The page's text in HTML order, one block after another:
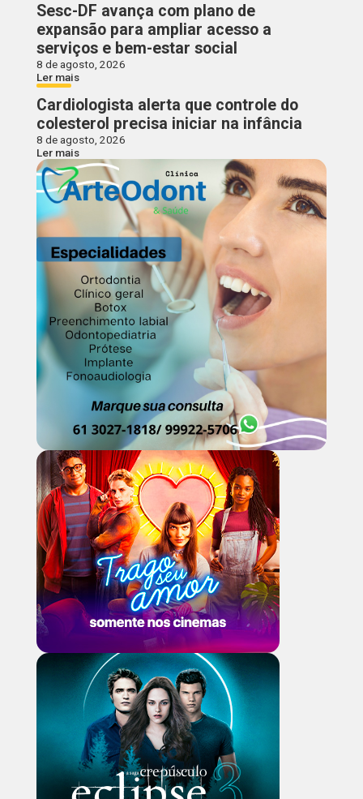
Sesc-DF avança com plano de
expansão para ampliar acesso a
serviços e bem-estar social
8 de agosto, 2026
Ler mais
Cardiologista alerta que controle do
colesterol precisa iniciar na infância
8 de agosto, 2026
Ler mais